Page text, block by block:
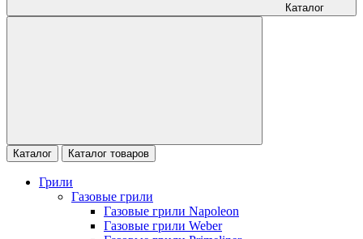
Каталог
Каталог Каталог товаров
Грили
Газовые грили
Газовые грили Napoleon
Газовые грили Weber